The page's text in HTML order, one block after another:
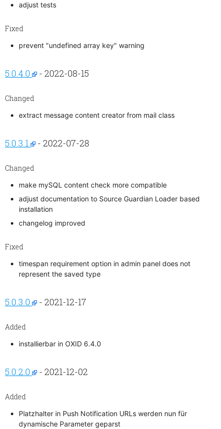
adjust tests
Fixed
prevent "undefined array key" warning
5.0.4.0 - 2022-08-15
Changed
extract message content creator from mail class
5.0.3.1 - 2022-07-28
Changed
make mySQL content check more compatible
adjust documentation to Source Guardian Loader based
installation
changelog improved
Fixed
timespan requirement option in admin panel does not
represent the saved type
5.0.3.0 - 2021-12-17
Added
installierbar in OXID 6.4.0
5.0.2.0 - 2021-12-02
Added
Platzhalter in Push Notification URLs werden nun für
dynamische Parameter geparst